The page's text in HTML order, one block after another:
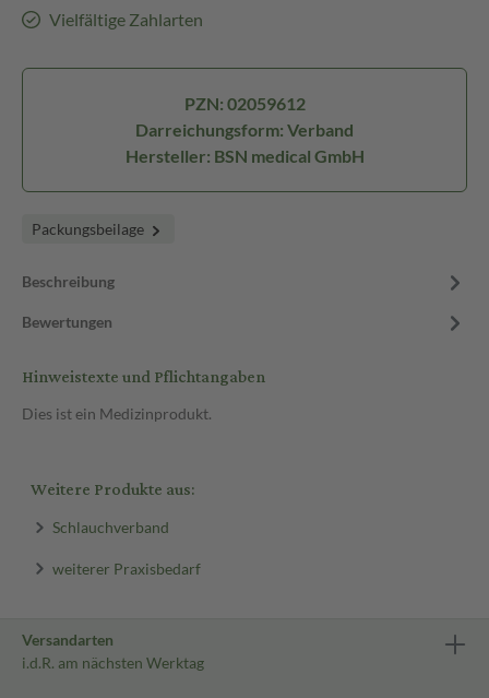
Vielfältige Zahlarten
PZN: 02059612
Darreichungsform: Verband
Hersteller: BSN medical GmbH
Packungsbeilage
Beschreibung
Bewertungen
Hinweistexte und Pflichtangaben
Dies ist ein Medizinprodukt.
Weitere Produkte aus:
Schlauchverband
weiterer Praxisbedarf
Versandarten
i.d.R. am nächsten Werktag